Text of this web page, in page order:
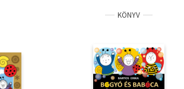
KÖNYV